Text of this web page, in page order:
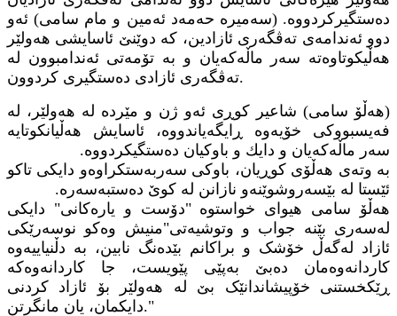
دەستگیركردووە. (سەمیرە حەمەد ئەمین و مام سامی) ئەو
دوو ئەندامەی تەڤگەری ئازادین، كە دوێنێ‌ ئاسایشی هەولێر
هەڵیكوتاوەتە سەر ماڵەكەیان و بە تۆمەتی ئەندامبوون لە
تەڤگەری ئازادی دەستگیری كردوون.
(هەڵۆ سامی) شاعیر كوڕی ئەو ژن و مێردە لە هەولێر، لە
فەیسبووكی خۆیەوە ڕایگەیاندووە، ئاسایش هەڵیانكوتایە
سەر ماڵەكەیان و دایك و باوكیان دەستگیكردووە.
بە وتەی هەڵۆی كوڕیان، باوكی سەربەستكراوەو دایكی تاكو
ئێستا لە بێسەروشوێنەو نازانن لە كوێ دەستبەسەرە.
هەڵۆ سامی هیوای خواستوە "دۆست و یارەکانی" دایكی
لەسەری بێنە جواب و وتوشیەتی"منیش وەکو نوسەرێکی
ئازاد لەگەڵ خۆشک و براکانم بێدەنگ نابین، بە دڵنیاییەوە
کاردانەوەمان دەبێ بەپێی پێویست، جا کاردانەوەکە
ڕێکخستنی خۆپیشاندانێک بێ لە هەولێر بۆ ئازاد کردنی
دایکمان، یان مانگرتن."